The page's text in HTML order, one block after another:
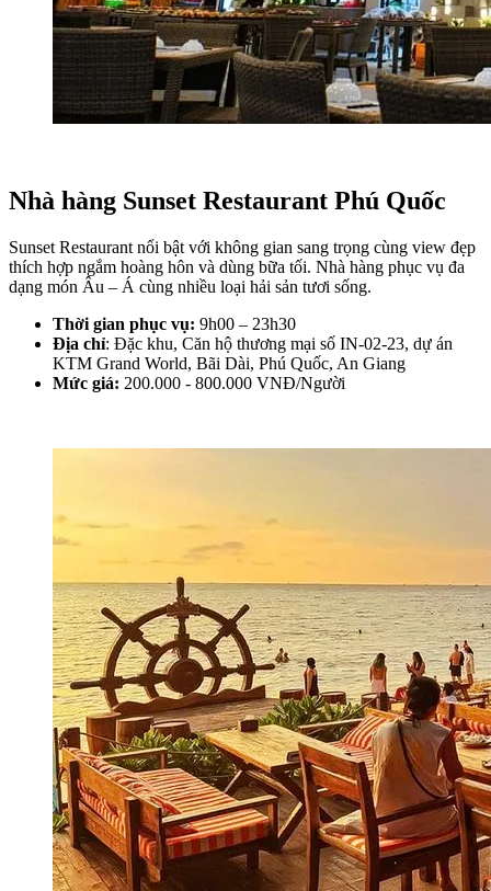
Nhà hàng Sunset Restaurant Phú Quốc
Sunset Restaurant nổi bật với không gian sang trọng cùng view đẹp
thích hợp ngắm hoàng hôn và dùng bữa tối. Nhà hàng phục vụ đa
dạng món Âu – Á cùng nhiều loại hải sản tươi sống.
Thời gian phục vụ: 9h00 – 23h30
Địa chỉ: Đặc khu, Căn hộ thương mại số IN-02-23, dự án
KTM Grand World, Bãi Dài, Phú Quốc, An Giang
Mức giá: 200.000 - 800.000 VNĐ/Người